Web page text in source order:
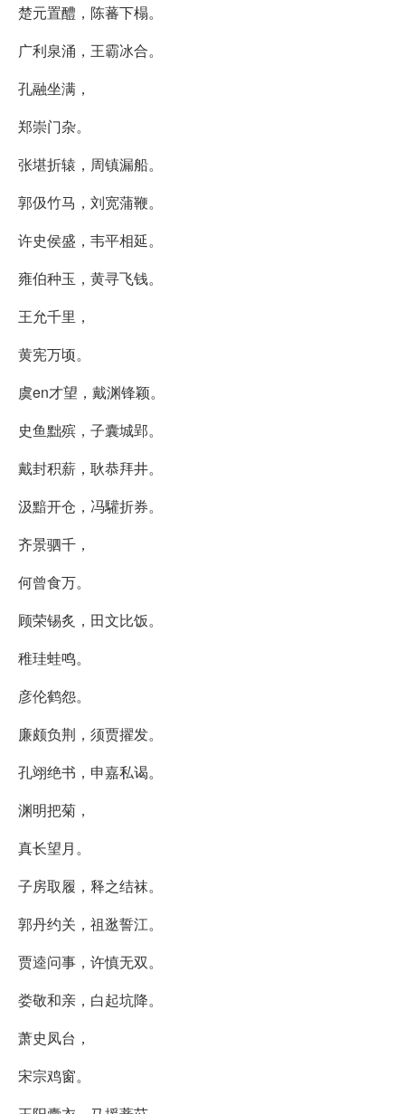
楚元置醴，陈蕃下榻。
广利泉涌，王霸冰合。
孔融坐满，
郑崇门杂。
张堪折辕，周镇漏船。
郭伋竹马，刘宽蒲鞭。
许史侯盛，韦平相延。
雍伯种玉，黄寻飞钱。
王允千里，
黄宪万顷。
虞en才望，戴渊锋颖。
史鱼黜殡，子囊城郢。
戴封积薪，耿恭拜井。
汲黯开仓，冯驩折券。
齐景驷千，
何曾食万。
顾荣锡炙，田文比饭。
稚珪蛙鸣。
彦伦鹤怨。
廉颇负荆，须贾擢发。
孔翊绝书，申嘉私谒。
渊明把菊，
真长望月。
子房取履，释之结袜。
郭丹约关，祖逖誓江。
贾逵问事，许慎无双。
娄敬和亲，白起坑降。
萧史凤台，
宋宗鸡窗。